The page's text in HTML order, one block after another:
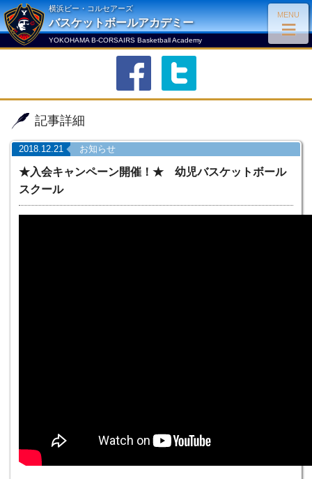
横浜ビー・コルセアーズ
バスケットボールアカデミー
YOKOHAMA B-CORSAIRS Basketball Academy
facebooktwitter
MENU
≡
記事詳細
2018.12.21 お知らせ
★入会キャンペーン開催！★ 幼児バスケットボール
スクール